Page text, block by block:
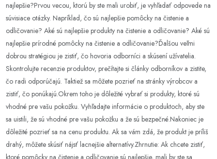
najlepšie?Prvou vecou, ktorú by ste mali urobiť, je vyhľadať odpovede na
súvisiace otázky. Napríklad, čo sú najlepšie pomôcky na čistenie a
odličovanie? Aké sú najlepšie produkty na čistenie a odličovanie? Aké sú
najlepšie prírodné pomôcky na čistenie a odličovanie?Ďalšou veľmi
dobrou stratégiou je zistiť, čo hovoria odborníci a skúsení užívatelia.
Skontrolujte recenzie produktov, prečítajte si články odborníkov a zistite,
čo radi odporúčajú. Taktiež sa môžete pozrieť na stránky výrobcov a
zistiť, čo ponúkajú.Okrem toho je dôležité vybrať si produkty, ktoré sú
vhodné pre vašu pokožku. Vyhľadajte informácie o produktoch, aby ste
sa uistili, že sú vhodné pre vašu pokožku a že sú bezpečné.Nakoniec je
dôležité pozrieť sa na cenu produktu. Ak sa vám zdá, že produkt je príliš
drahý, môžete skúsiť nájsť lacnejšie alternatívy.Zhrnutie: Ak chcete zistiť,
ktoré pomôcky na čistenie a odličovanie sú najlepšie, mali by ste sa